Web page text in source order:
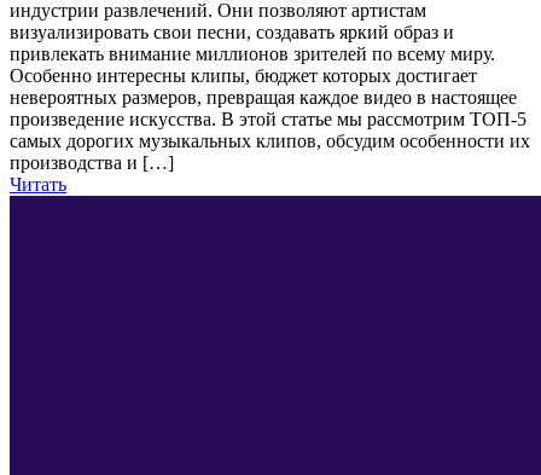
индустрии развлечений. Они позволяют артистам
визуализировать свои песни, создавать яркий образ и
привлекать внимание миллионов зрителей по всему миру.
Особенно интересны клипы, бюджет которых достигает
невероятных размеров, превращая каждое видео в настоящее
произведение искусства. В этой статье мы рассмотрим ТОП-5
самых дорогих музыкальных клипов, обсудим особенности их
производства и […]
Читать